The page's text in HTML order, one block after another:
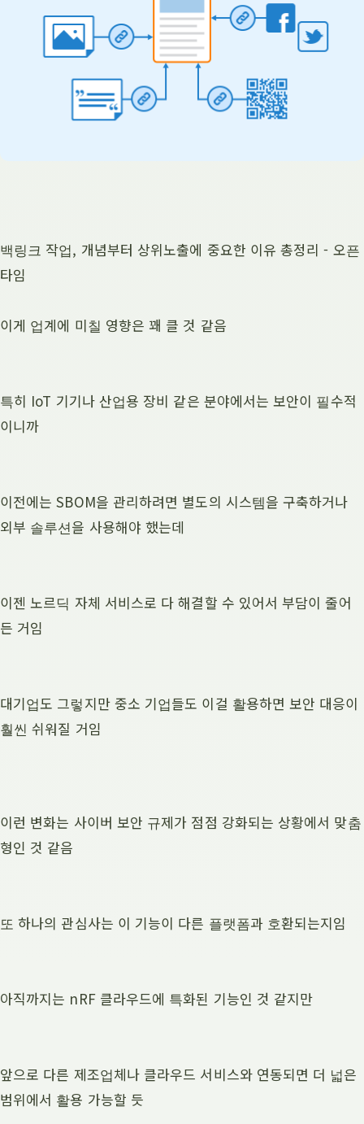
백링크 작업, 개념부터 상위노출에 중요한 이유 총정리 - 오픈
타임
이게 업계에 미칠 영향은 꽤 클 것 같음
특히 IoT 기기나 산업용 장비 같은 분야에서는 보안이 필수적
이니까
이전에는 SBOM을 관리하려면 별도의 시스템을 구축하거나
외부 솔루션을 사용해야 했는데
이젠 노르딕 자체 서비스로 다 해결할 수 있어서 부담이 줄어
든 거임
대기업도 그렇지만 중소 기업들도 이걸 활용하면 보안 대응이
훨씬 쉬워질 거임
이런 변화는 사이버 보안 규제가 점점 강화되는 상황에서 맞춤
형인 것 같음
또 하나의 관심사는 이 기능이 다른 플랫폼과 호환되는지임
아직까지는 nRF 클라우드에 특화된 기능인 것 같지만
앞으로 다른 제조업체나 클라우드 서비스와 연동되면 더 넓은
범위에서 활용 가능할 듯